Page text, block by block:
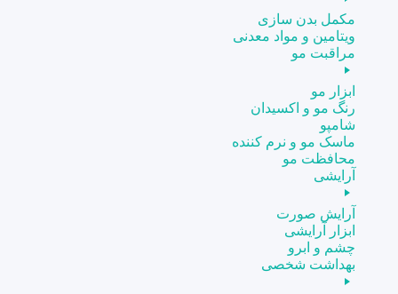
مکمل بدن سازی
ویتامین و مواد معدنی
مراقبت مو
ابزار مو
رنگ مو و اکسیدان
شامپو
ماسک مو و نرم کننده
محافظت مو
آرایشی
آرایش صورت
ابزار آرایشی
چشم و ابرو
بهداشت شخصی